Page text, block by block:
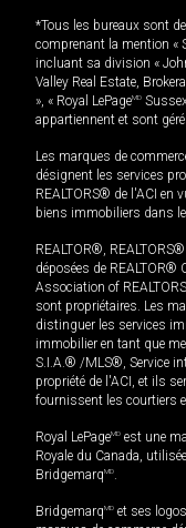
*Tous les bureaux sont
comprenant la mention «
incluant sa division «
Valley Real Estate,
», « Royal LePageMD
appartiennent et sont
Les marques de
désignent les services
REALTORS® de l'ACI en
biens immobiliers dans
REALTOR®,
déposées de REALTOR®
Association of
sont propriétaires. Les
distinguer les services
immobilier en tant que
S.I.A.® /MLS®, Service
propriété de l'ACI, et ils
fournissent les courtiers
Royal LePageMD est une
Royale du Canada,
BridgemarqMD.
BridgemarqMD et ses